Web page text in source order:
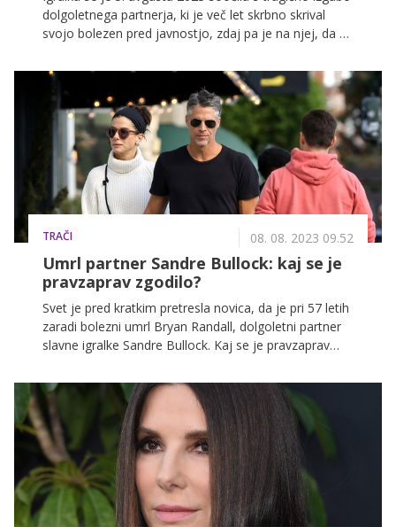
dolgoletnega partnerja, ki je več let skrbno skrival
svojo bolezen pred javnostjo, zdaj pa je na njej, da se
TRAČI 08. 08. 2023 09.52
Umrl partner Sandre Bullock: kaj se je
pravzaprav zgodilo?
Svet je pred kratkim pretresla novica, da je pri 57 letih
zaradi bolezni umrl Bryan Randall, dolgoletni partner
slavne igralke Sandre Bullock. Kaj se je pravzaprav
resnici njuna zveza?